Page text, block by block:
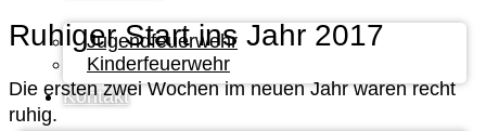
Jugendfeuerwehr
Kinderfeuerwehr
Kontakt
Ruhiger Start ins Jahr 2017
Die ersten zwei Wochen im neuen Jahr waren recht
ruhig.